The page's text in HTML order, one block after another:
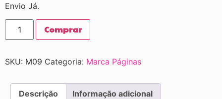
Envio Já.
Comprar
SKU: M09 Categoria: Marca Páginas
Descrição Informação adicional